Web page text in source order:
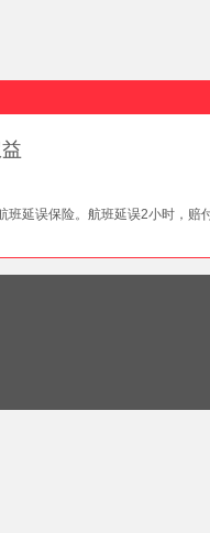
延误保险。航班延误2小时，赔